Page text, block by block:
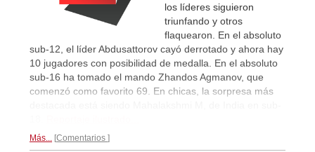
los líderes siguieron
triunfando y otros
flaquearon. En el absoluto
sub-12, el líder Abdusattorov cayó derrotado y ahora hay
10 jugadores con posibilidad de medalla. En el absoluto
sub-16 ha tomado el mando Zhandos Agmanov, que
comenzó como favorito 69. En chicas, la sorpresa más
Más... Comentarios